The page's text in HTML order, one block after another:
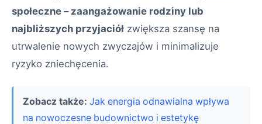
społeczne – zaangażowanie rodziny lub
najbliższych przyjaciół zwiększa szansę na
utrwalenie nowych zwyczajów i minimalizuje
ryzyko zniechęcenia.
Zobacz także: Jak energia odnawialna wpływa
na nowoczesne budownictwo i estetykę